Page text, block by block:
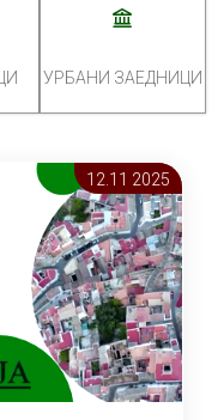
УРБАНИ ЗАЕДНИЦИ
12.11 2025